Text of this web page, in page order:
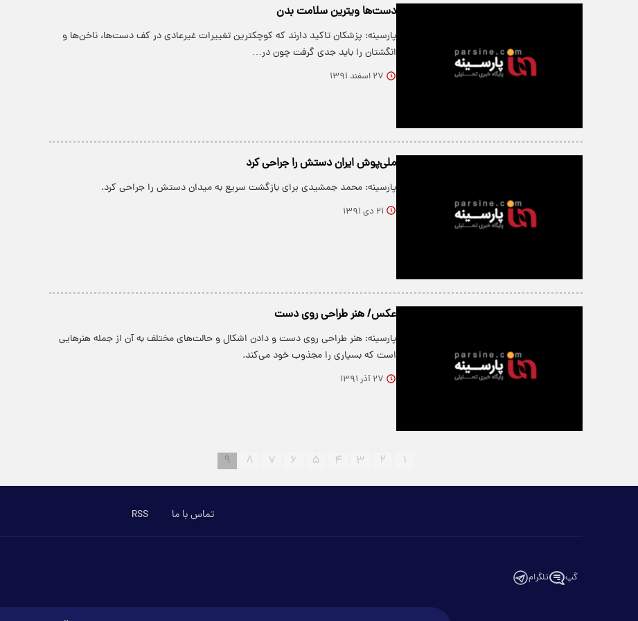
دست‌ها ویترین سلامت بدن
پارسینه: پزشکان تاکید دارند که کوچکترین تغییرات غیرعادی در کف دست‌ها، ناخن‌ها و
انگشتان را باید جدی گرفت چون در…
۲۷ اسفند ۱۳۹۱
ملی‌پوش ایران دستش را جراحی کرد
پارسینه: محمد جمشیدی برای بازگشت سریع به میدان دستش را جراحی کرد.
۲۱ دی ۱۳۹۱
عکس/ هنر طراحی روی دست
پارسینه: هنر طراحی روی دست و دادن اشکال و حالت‌های مختلف به آن از جمله هنرهایی
است که بسیاری را مجذوب خود می‌کند.
۲۷ آذر ۱۳۹۱
۱ ۲ ۳ ۴ ۵ ۶ ۷ ۸ ۹
تماس با ما RSS
گپ تلگرام